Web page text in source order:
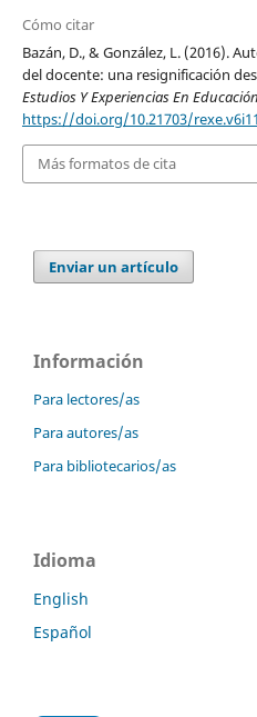
Cómo citar
Bazán, D., & González, L. (2016).
del docente: una resignificación
Estudios Y Experiencias En Educación
https://doi.org/10.21703/
Más formatos de cita
Enviar un artículo
Información
Para lectores/as
Para autores/as
Para bibliotecarios/as
Idioma
English
Español